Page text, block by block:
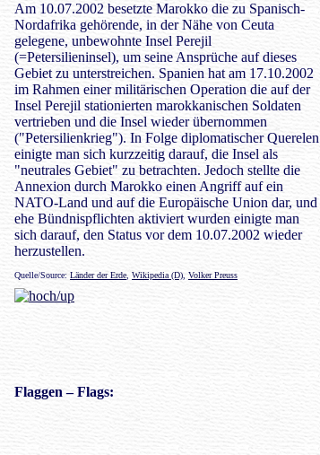
Am 10.07.2002 besetzte Marokko die zu Spanisch-
Nordafrika gehörende, in der Nähe von Ceuta
gelegene, unbewohnte Insel Perejil
(=Petersilieninsel), um seine Ansprüche auf dieses
Gebiet zu unterstreichen. Spanien hat am 17.10.2002
im Rahmen einer militärischen Operation die auf der
Insel Perejil stationierten marokkanischen Soldaten
vertrieben und die Insel wieder übernommen
("Petersilienkrieg"). In Folge diplomatischer Querelen
einigte man sich kurzzeitig darauf, die Insel als
"neutrales Gebiet" zu betrachten. Jedoch stellte die
Annexion durch Marokko einen Angriff auf ein
NATO-Land und auf die Europäische Union dar, und
ehe Bündnispflichten aktiviert wurden einigte man
sich darauf, den Status vor dem 10.07.2002 wieder
herzustellen.
Quelle/Source: Länder der Erde, Wikipedia (D) Volker Preuss
Flaggen – Flags: